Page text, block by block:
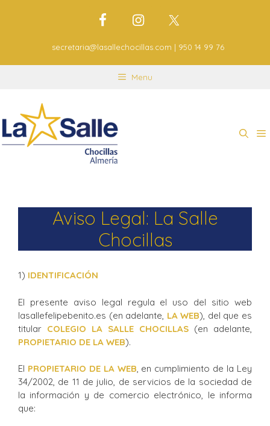
secretaria@lasallechocillas.com | 950 14 99 76
Menu
Aviso Legal: La Salle
Chocillas
1) IDENTIFICACIÓN
El presente aviso legal regula el uso del sitio web
lasallefelipebenito.es (en adelante, LA WEB), del que es
titular COLEGIO LA SALLE CHOCILLAS (en adelante,
PROPIETARIO DE LA WEB).
El PROPIETARIO DE LA WEB, en cumplimiento de la Ley
34/2002, de 11 de julio, de servicios de la sociedad de
la información y de comercio electrónico, le informa
que: